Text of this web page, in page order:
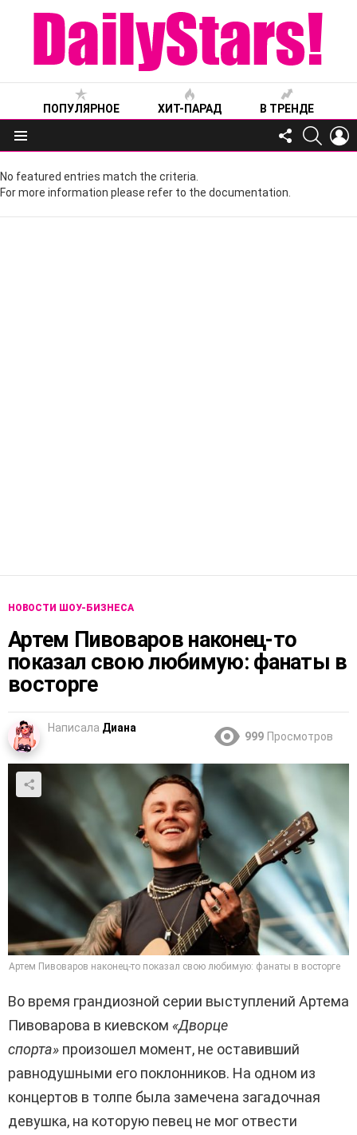
ПОПУЛЯРНОЕ ХИТ-ПАРАД В ТРЕНДЕ
Меню
FOLLOW
US
No featured entries match the criteria.
For more information please refer to the documentation.
НОВОСТИ ШОУ-БИЗНЕСА
Артем Пивоваров наконец-то
показал свою любимую: фанаты в
восторге
Написала Диана
999 Просмотров
Артем Пивоваров наконец-то показал свою любимую: фанаты в восторге
Во время грандиозной серии выступлений Артема
Пивоварова в киевском «Дворце
спорта» произошел момент, не оставивший
равнодушными его поклонников. На одном из
концертов в толпе была замечена загадочная
девушка, на которую певец не мог отвести